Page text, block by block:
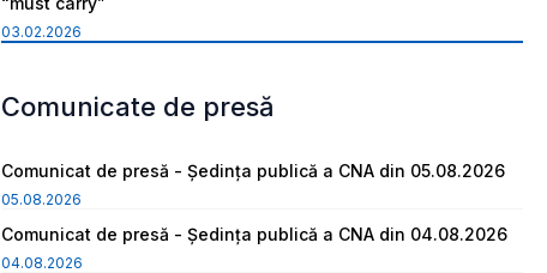
03.02.2026
Comunicate de presă
Comunicat de presă - Ședința publică a CNA din 05.08.2026
05.08.2026
Comunicat de presă - Ședința publică a CNA din 04.08.2026
04.08.2026